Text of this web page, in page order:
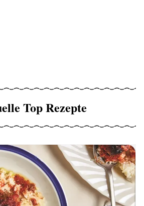
Top Rezepte